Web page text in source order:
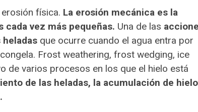
física. La erosión mecánica es la
vez más pequeñas. Una de las
heladas que ocurre cuando el agua entra por
Frost weathering, frost wedging, ice
de varios procesos en los que el hielo está
de las heladas, la acumulación de